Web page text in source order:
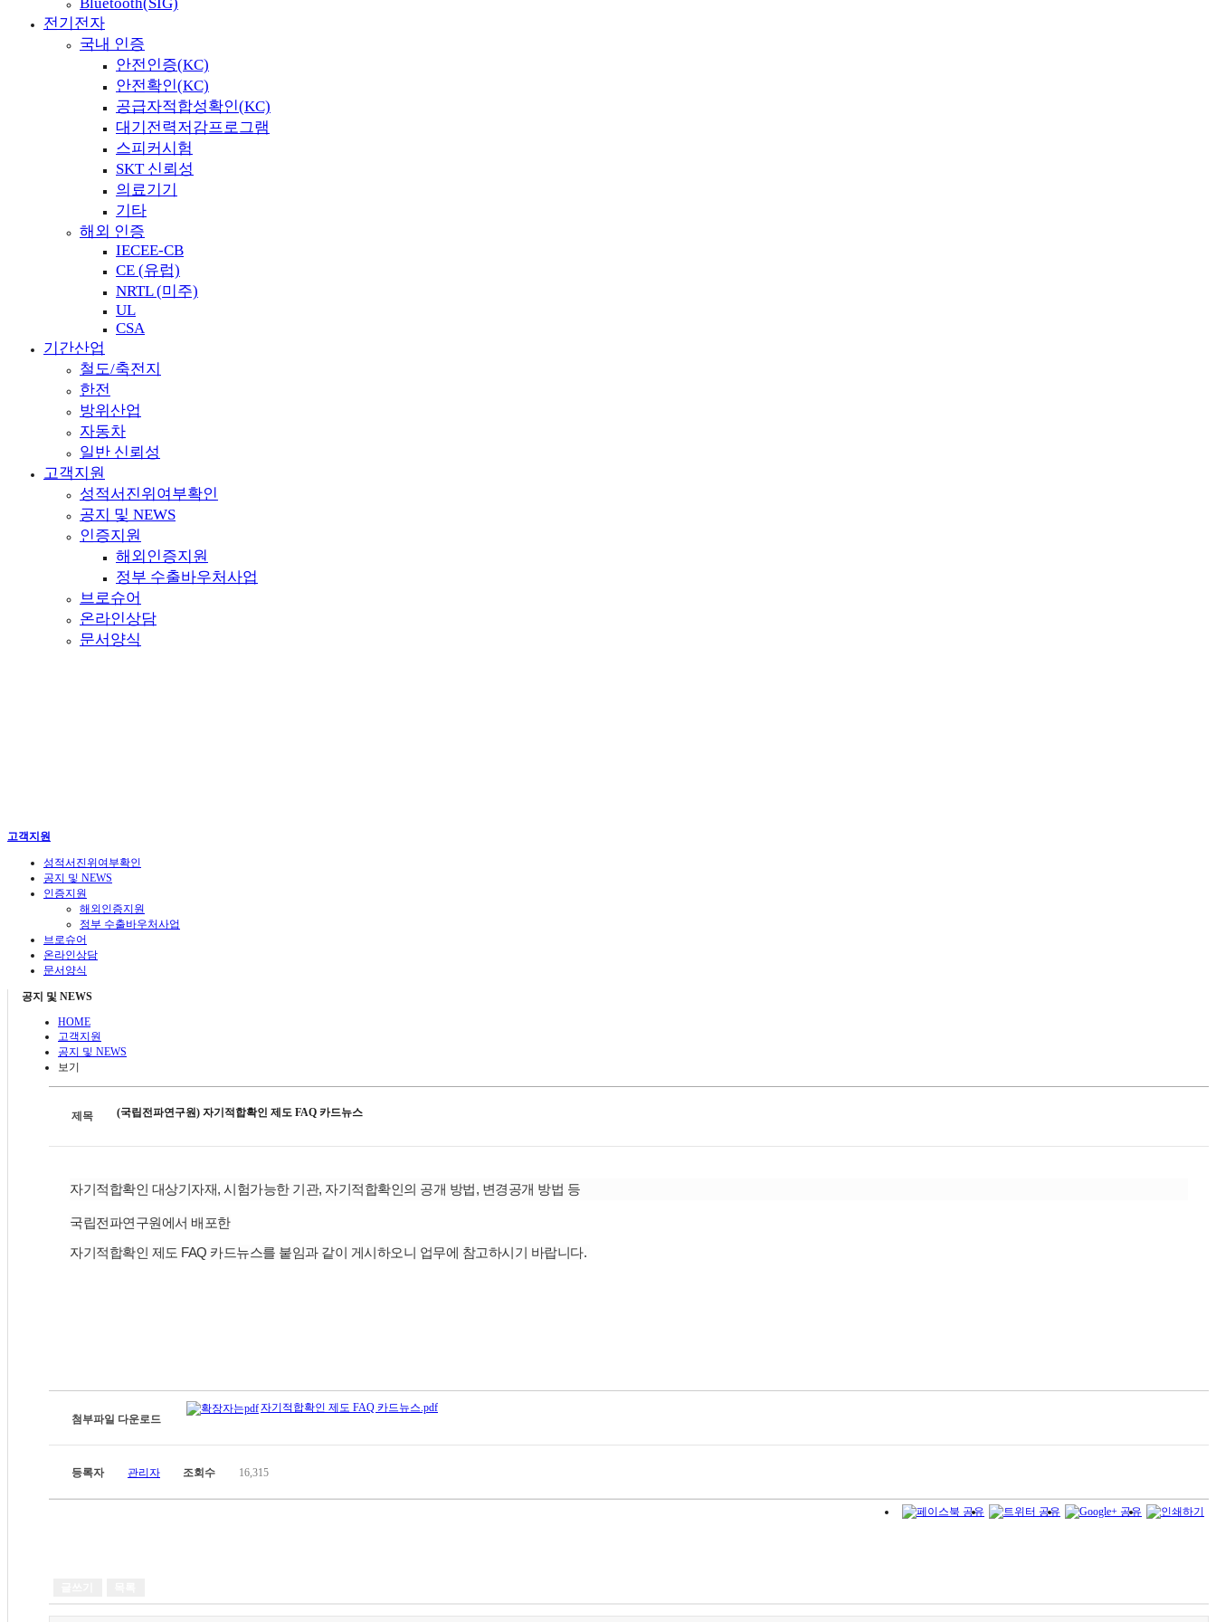
전기전자
국내 인증
안전인증(KC)
안전확인(KC)
공급자적합성확인(KC)
대기전력저감프로그램
스피커시험
SKT 신뢰성
의료기기
기타
해외 인증
IECEE-CB
CE (유럽)
NRTL (미주)
UL
CSA
기간산업
철도/축전지
한전
방위산업
자동차
일반 신뢰성
고객지원
성적서진위여부확인
공지 및 NEWS
인증지원
해외인증지원
정부 수출바우처사업
브로슈어
온라인상담
문서양식
고객지원
성적서진위여부확인
공지 및 NEWS
인증지원
해외인증지원
정부 수출바우처사업
브로슈어
온라인상담
문서양식
공지 및 NEWS
HOME
고객지원
공지 및 NEWS
보기
제목 (국립전파연구원) 자기적합확인 제도 FAQ 카드뉴스
자기적합확인 대상기자재, 시험가능한 기관, 자기적합확인의 공개 방법, 변경공개 방법 등
국립전파연구원에서 배포한
자기적합확인 제도 FAQ 카드뉴스를 붙임과 같이 게시하오니 업무에 참고하시기 바랍니다.
첨부파일 다운로드
자기적합확인 제도 FAQ 카드뉴스.pdf
등록자 관리자 조회수 16,315